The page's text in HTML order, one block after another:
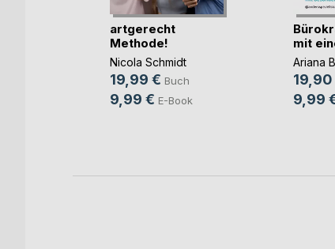
artgerecht
Methode!
Nicola Schmidt
19,99 € Buch
9,99 € E-Book
mit
Ariana
19,90
9,99